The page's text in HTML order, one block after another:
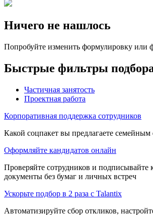
Ничего не нашлось
Попробуйте изменить формулировку или
Быстрые фильтры
Частичная занятость
Проектная работа
Корпоративная поддержка сотрудников
Какой соцпакет вы предлагаете семейным
Оформляйте кандидатов онлайн
Проверяйте сотрудников и подписывайте
документы без бумаг и личных встреч
Ускорьте подбор в 2 раза с Talantix
Автоматизируйте сбор откликов,